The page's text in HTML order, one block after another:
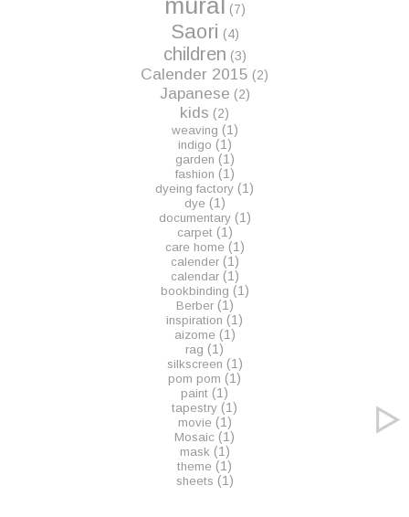
mural (7)
Saori (4)
children (3)
Calender 2015 (2)
Japanese (2)
kids (2)
weaving (1)
indigo (1)
garden (1)
fashion (1)
dyeing factory (1)
dye(1)
documentary(1)
carpet(1)
care home(1)
calender(1)
calendar(1)
bookbinding (1)
Berber(1)
inspiration (1)
aizome(1)
rag (1)
silkscreen (1)
pom pom (1)
paint (1)
tapestry (1)
movie(1)
Mosaic (1)
mask (1)
theme (1)
sheets (1)